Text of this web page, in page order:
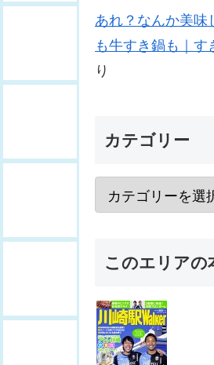
あれ？なんか美味
も牛すき鍋も｜す
り
カテゴリー
このエリアの